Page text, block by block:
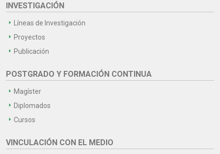
INVESTIGACIÓN
Líneas de Investigación
Proyectos
Publicación
POSTGRADO Y FORMACIÓN CONTINUA
Magíster
Diplomados
Cursos
VINCULACIÓN CON EL MEDIO